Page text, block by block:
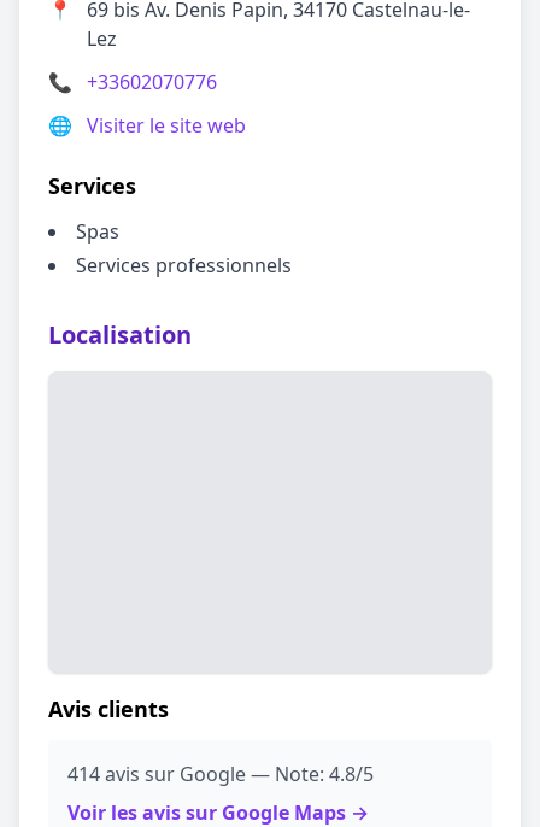
📍
69 bis Av. Denis Papin, 34170 Castelnau-le-
Lez
📞 +33602070776
🌐 Visiter le site web
Services
Spas
Services professionnels
Localisation
Avis clients
414 avis sur Google — Note: 4.8/5
Voir les avis sur Google Maps →